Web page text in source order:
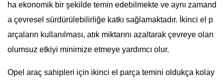
ha ekonomik bir şekilde temin edebilmekte ve aynı zamand
a çevresel sürdürülebilirliğe katkı sağlamaktadır. İkinci el p
arçaların kullanılması, atık miktarını azaltarak çevreye olan
olumsuz etkiyi minimize etmeye yardımcı olur.
Opel araç sahipleri için ikinci el parça temini oldukça kolay